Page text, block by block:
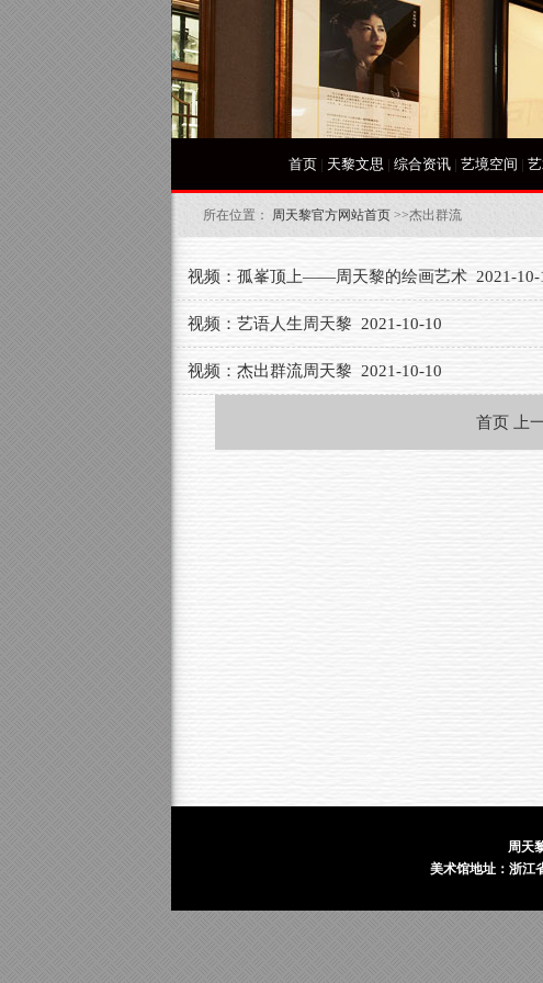
首页| 天黎文思 | 综合资讯| 艺境空间 |
所在位置： 周天黎官方网站首页 >>杰出群流
视频：孤峯顶上——周天黎的绘画艺术 2021-10-
视频：艺语人生周天黎 2021-10-10
视频：杰出群流周天黎 2021-10-10
首页 上
周天
美术馆地址：浙江